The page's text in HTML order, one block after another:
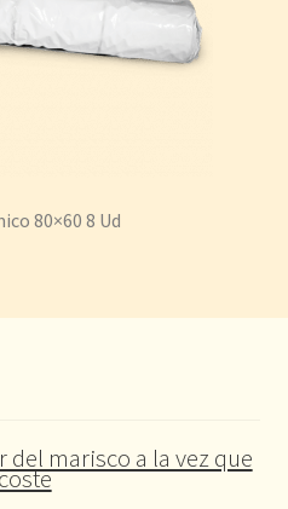
80×60 8 Ud
marisco a la vez que